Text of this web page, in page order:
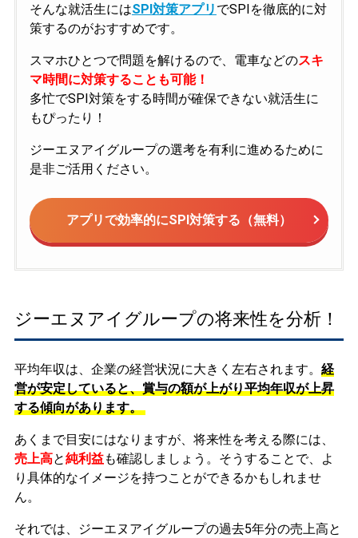
そんな就活生にはSPI対策アプリ でSPIを徹底的に対
策するのがおすすめです。
スマホひとつで問題を解けるので、電車などのスキ
マ時間に対策することも可能！
多忙でSPI対策をする時間が確保できない就活生に
もぴったり！
ジーエヌアイグループの選考を有利に進めるために
是非ご活用ください。
アプリで効率的にSPI対策する（無料）
ジーエヌアイグループの将来性を分析！
平均年収は、企業の経営状況に大きく左右されます。 経
営が安定していると、賞与の額が上がり平均年収が上昇
する傾向があります。
あくまで目安にはなりますが、将来性を考える際には、
売上高と純利益も確認しましょう。そうすることで、よ
り具体的なイメージを持つことができるかもしれませ
ん。
それでは、ジーエヌアイグループの過去5年分の売上高と